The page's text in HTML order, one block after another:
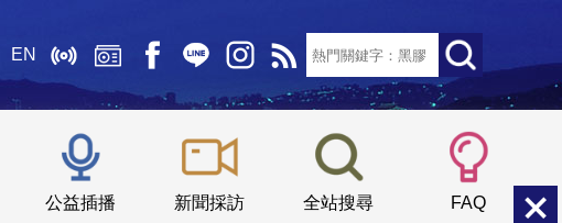
EN
公益插播 新聞採訪 全站搜尋 FAQ
小 中